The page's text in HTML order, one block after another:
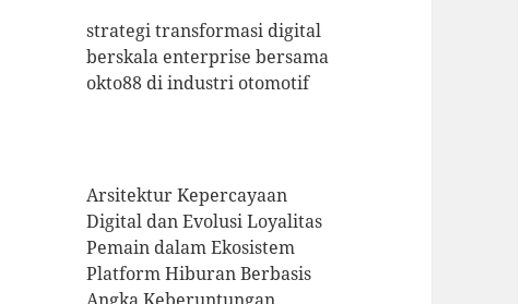
strategi transformasi digital
berskala enterprise bersama
okto88 di industri otomotif
Arsitektur Kepercayaan
Digital dan Evolusi Loyalitas
Pemain dalam Ekosistem
Platform Hiburan Berbasis